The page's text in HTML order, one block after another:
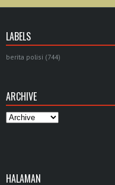
LABELS
berita polisi (744)
ARCHIVE
HALAMAN